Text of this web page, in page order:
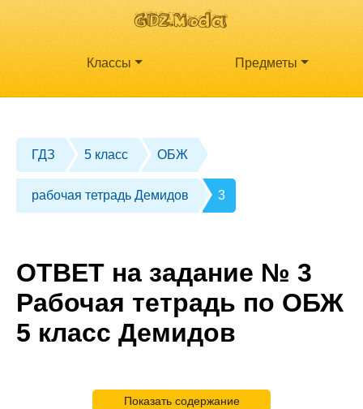
Классы Предметы
ГДЗ 5 класс ОБЖ
рабочая тетрадь Демидов 3
ОТВЕТ на задание № 3
Рабочая тетрадь по ОБЖ
5 класс Демидов
Показать содержание